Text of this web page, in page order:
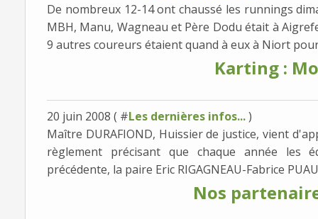
De nombreux 12-14 ont chaussé les runnings
MBH, Manu, Wagneau et Père Dodu était à
9 autres coureurs étaient quand à eux à Niort
Karting :
20 juin 2008 ( #Les dernières infos...)
Maître DURAFIOND, Huissier de justice, vient
règlement précisant que chaque année les
précédente, la paire Eric RIGAGNEAU-Fabrice
Nos